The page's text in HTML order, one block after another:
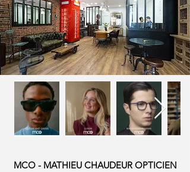
MCO - MATHIEU CHAUDEUR OPTICIEN